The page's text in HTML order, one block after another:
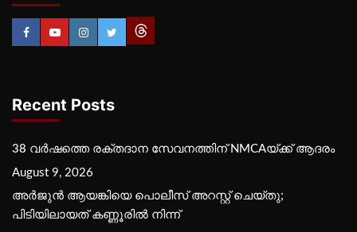
Recent Posts
38 വർഷത്തെ രക്തദാന സേവനത്തിന് NMCAയ്ക്ക് ആദരം
August 9, 2026
അർജുൻ ആയങ്കിയെ പൊലീസ് അറസ്റ്റ് ചെയ്‌തു;
പിടിയിലായത് കണ്ണൂരിൽ നിന്ന്